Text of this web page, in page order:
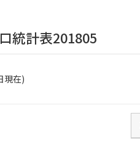
統計表201805
現在)